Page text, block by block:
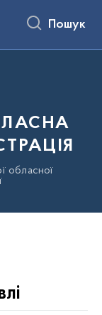
Пошук
обласної